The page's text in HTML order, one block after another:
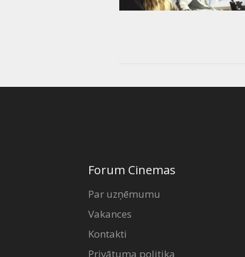
Forum Cinemas
Par uzņēmumu
Vakances
Kontakti
Privātuma politika